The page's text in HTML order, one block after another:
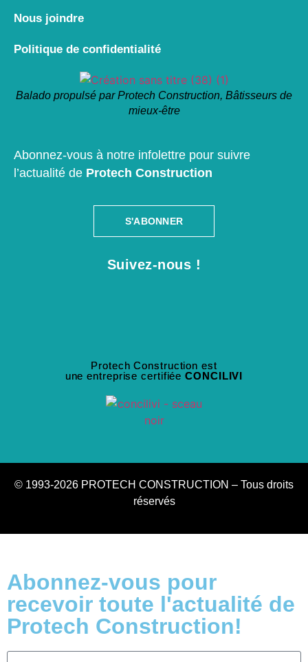
Nous joindre
Politique de confidentialité
Balado propulsé par Protech Construction, Bâtisseurs de
mieux-être
Abonnez-vous à notre infolettre pour suivre
l’actualité de Protech Construction
S'ABONNER
Suivez-nous !
Protech Construction est
une entreprise certifiéeCONCILIVI
© 1993-2026 PROTECH CONSTRUCTION – Tous droits
réservés
Abonnez-vous pour
recevoir toute l'actualité de
Protech Construction!